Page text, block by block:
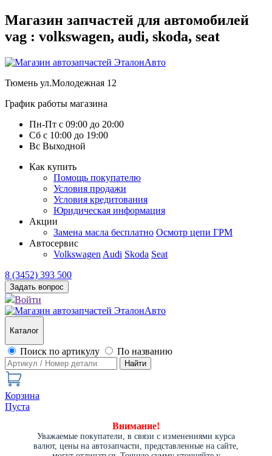
Магазин запчастей для автомобилей
vag : volkswagen, audi, skoda, seat
Тюмень ул.Молодежная 12
График работы магазина
Пн-Пт с 09:00 до 20:00
Сб с 10:00 до 19:00
Вс Выходной
Как купить
Помощь покупателю
Условия продажи
Условия кредитования
Юридическая информация
Акции
Замена масла бесплатно Осмотр цепи ГРМ
Автосервис
Volkswagen Audi Skoda Seat
8 (3452) 393 500
Задать вопрос
Войти
Каталог
Поиск по артикулу По названию
Найти
Корзина
Пуста
Внимание!
Уважаемые покупатели, в связи с изменениями курса
валют, цены на автозапчасти, представленные на сайте,